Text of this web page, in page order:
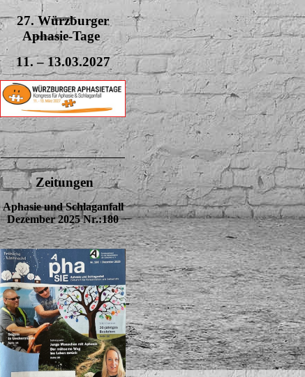
27. Würzburger
Aphasie-Tage
11. – 13.03.2027
Zeitungen
Aphasie und Schlaganfall
Dezember 2025 Nr.:180